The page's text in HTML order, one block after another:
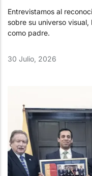
Entrevistamos al
sobre su universo
como padre.
30 Julio, 2026